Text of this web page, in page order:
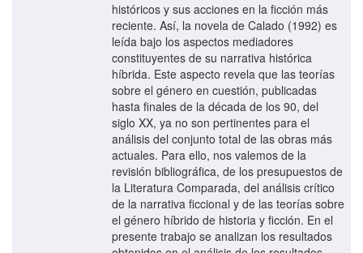
históricos y sus acciones en la ficción más
reciente. Así, la novela de Calado (1992) es
leída bajo los aspectos mediadores
constituyentes de su narrativa histórica
híbrida. Este aspecto revela que las teorías
sobre el género en cuestión, publicadas
hasta finales de la década de los 90, del
siglo XX, ya no son pertinentes para el
análisis del conjunto total de las obras más
actuales. Para ello, nos valemos de la
revisión bibliográfica, de los presupuestos de
la Literatura Comparada, del análisis crítico
de la narrativa ficcional y de las teorías sobre
el género híbrido de historia y ficción. En el
presente trabajo se analizan los resultados